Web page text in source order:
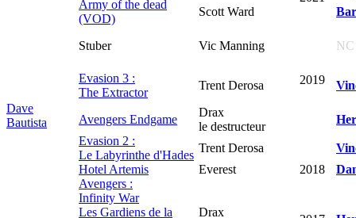
Dave
Bautista
Army of the dead
(VOD)
Scott Ward
Stuber Vic Manning
2019
NC
Evasion 3 :
The Extractor
Trent Derosa
Avengers Endgame
Drax
le destructeur
Evasion 2 :
Le Labyrinthe d'Hades
Trent Derosa
2018
Hotel Artemis
Everest
Avengers :
Infinity War
Drax
Les Gardiens de la